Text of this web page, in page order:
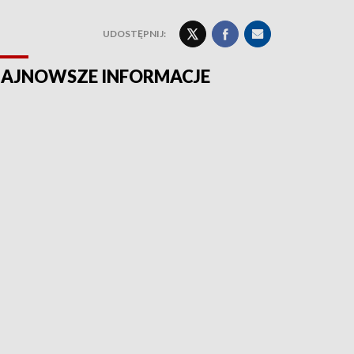
UDOSTĘPNIJ:
INFORMACJE